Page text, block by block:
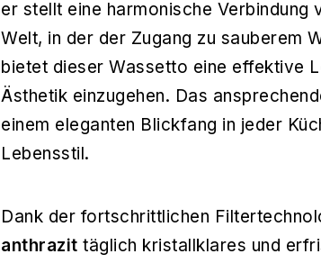
er stellt eine harmonische Verbindung
Welt, in der der Zugang zu sauberem
bietet dieser Wassetto eine effektive
Ästhetik einzugehen. Das
einem eleganten Blickfang in jeder
Lebensstil.
Dank der fortschrittlichen
anthrazit täglich kristallklares und